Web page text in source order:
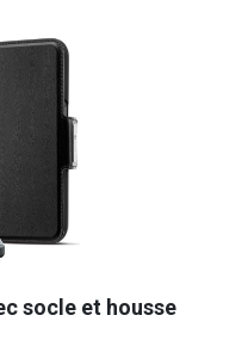
socle et housse